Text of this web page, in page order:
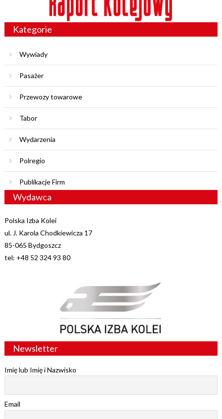
Kategorie
Wywiady
Pasażer
Przewozy towarowe
Tabor
Wydarzenia
Polregio
Publikacje Firm
Wydawca
Polska Izba Kolei
ul. J. Karola Chodkiewicza 17
85-065 Bydgoszcz
tel: +48 52 324 93 80
Newsletter
Imię lub Imię i Nazwisko
Email